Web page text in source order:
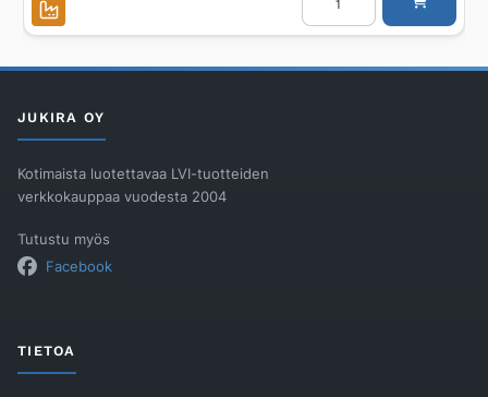
SIK
määrä
JUKIRA OY
Kotimaista luotettavaa LVI-tuotteiden
verkkokauppaa vuodesta 2004
Tutustu myös
Facebook
TIETOA